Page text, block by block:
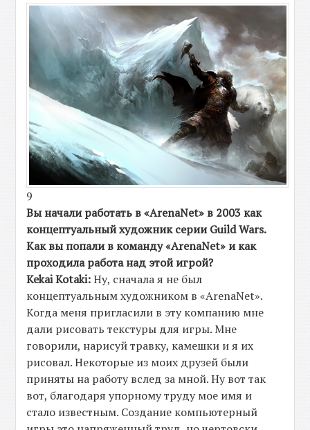
9
Вы начали работать в «ArenaNet» в 2003 как
концептуальный художник серииGuild Wars.
Как вы попали в команду «ArenaNet» и как
проходила работа над этой игрой?
Kekai Kotaki:Ну, сначала я не был
концептуальным художником в «ArenaNet».
Когда меня пригласили в эту компанию мне
дали рисовать текстуры для игры. Мне
говорили, нарисуй травку, камешки и я их
рисовал. Некоторые из моих друзей были
приняты на работу вслед за мной. Ну вот так
вот, благодаря упорному труду мое имя и
стало известным. Создание компьютерный